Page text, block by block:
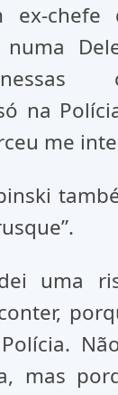
ex-chefe
na
me
uma
mas